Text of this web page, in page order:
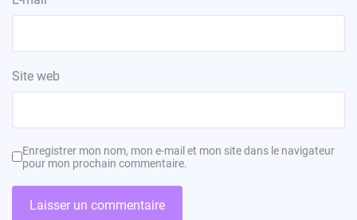
Site web
Enregistrer mon nom, mon e-mail et mon site dans le navigateur
pour mon prochain commentaire.